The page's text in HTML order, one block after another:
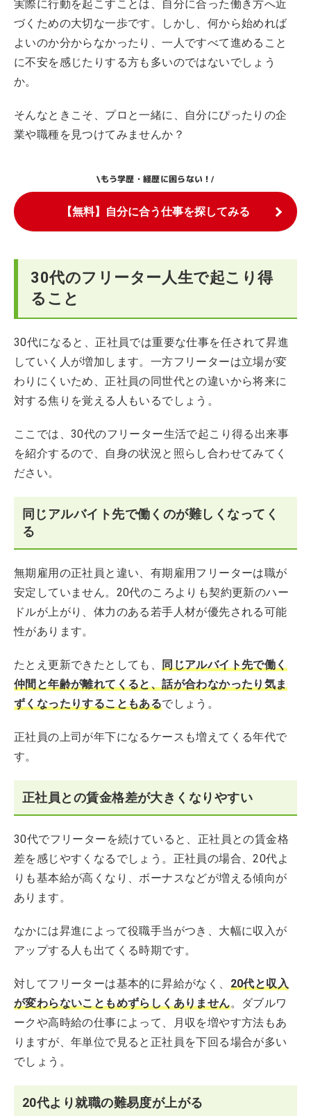
実際に行動を起こすことは、自分に合った働き方へ近
づくための大切な一歩です。しかし、何から始めれば
よいのか分からなかったり、一人ですべて進めること
に不安を感じたりする方も多いのではないでしょう
か。
そんなときこそ、プロと一緒に、自分にぴったりの企
業や職種を見つけてみませんか？
\もう学歴・経歴に困らない！/
【無料】自分に合う仕事を探してみる
30代のフリーター人生で起こり得
ること
30代になると、正社員では重要な仕事を任されて昇進
していく人が増加します。一方フリーターは立場が変
わりにくいため、正社員の同世代との違いから将来に
対する焦りを覚える人もいるでしょう。
ここでは、30代のフリーター生活で起こり得る出来事
を紹介するので、自身の状況と照らし合わせてみてく
ださい。
同じアルバイト先で働くのが難しくなってく
る
無期雇用の正社員と違い、有期雇用フリーターは職が
安定していません。20代のころよりも契約更新のハー
ドルが上がり、体力のある若手人材が優先される可能
性があります。
たとえ更新できたとしても、同じアルバイト先で働く
仲間と年齢が離れてくると、話が合わなかったり気ま
ずくなったりすることもあるでしょう。
正社員の上司が年下になるケースも増えてくる年代で
す。
正社員との賃金格差が大きくなりやすい
30代でフリーターを続けていると、正社員との賃金格
差を感じやすくなるでしょう。正社員の場合、20代よ
りも基本給が高くなり、ボーナスなどが増える傾向が
あります。
なかには昇進によって役職手当がつき、大幅に収入が
アップする人も出てくる時期です。
対してフリーターは基本的に昇給がなく、 20代と収入
が変わらないこともめずらしくありません。ダブルワ
ークや高時給の仕事によって、月収を増やす方法もあ
りますが、年単位で見ると正社員を下回る場合が多い
でしょう。
20代より就職の難易度が上がる